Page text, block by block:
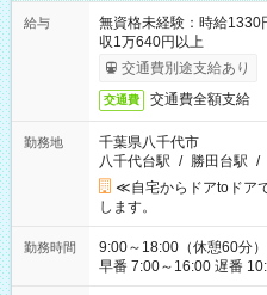
給与
無資格未経験：時給
収1万640円以上
交通費別途支給あり
交通費 交通費全額支給
勤務地
千葉県八千代市
八千代台駅 / 勝田台駅 /
≪自宅からドアtoドア
します。
勤務時間
9:00～18:00（休憩60分） ■ご希望があれば下記シフトもOK！
早番 7:00～16:00 遅番 10:00～19:00 「家
い」 「余裕を持って夕飯